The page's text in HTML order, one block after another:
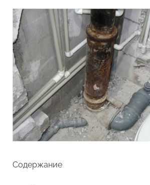
Содержание